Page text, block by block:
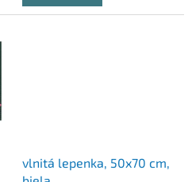
vlnitá lepenka, 50x70 cm,